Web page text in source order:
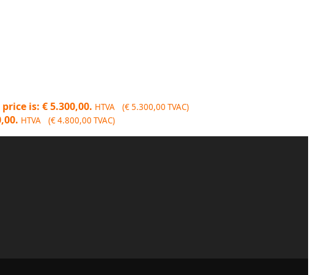
is: € 5.300,00. HTVA (€5.300,00 TVAC)
HTVA (€4.800,00 TVAC)